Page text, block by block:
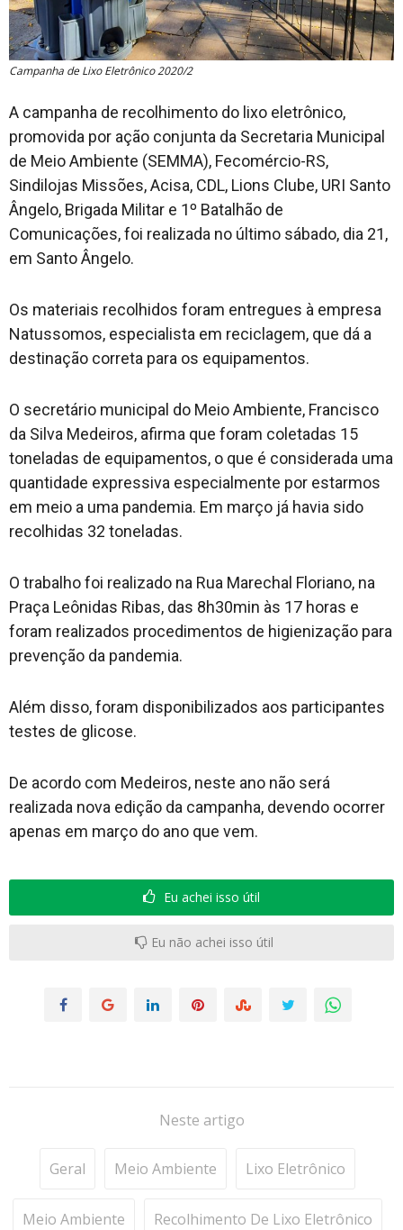
Campanha de Lixo Eletrônico 2020/2
A campanha de recolhimento do lixo eletrônico,
promovida por ação conjunta da Secretaria Municipal
de Meio Ambiente (SEMMA), Fecomércio-RS,
Sindilojas Missões, Acisa, CDL, Lions Clube, URI Santo
Ângelo, Brigada Militar e 1º Batalhão de
Comunicações, foi realizada no último sábado, dia 21,
em Santo Ângelo.
Os materiais recolhidos foram entregues à empresa
Natussomos, especialista em reciclagem, que dá a
destinação correta para os equipamentos.
O secretário municipal do Meio Ambiente, Francisco
da Silva Medeiros, afirma que foram coletadas 15
toneladas de equipamentos, o que é considerada uma
quantidade expressiva especialmente por estarmos
em meio a uma pandemia. Em março já havia sido
recolhidas 32 toneladas.
O trabalho foi realizado na Rua Marechal Floriano, na
Praça Leônidas Ribas, das 8h30min às 17 horas e
foram realizados procedimentos de higienização para
prevenção da pandemia.
Além disso, foram disponibilizados aos participantes
testes de glicose.
De acordo com Medeiros, neste ano não será
realizada nova edição da campanha, devendo ocorrer
apenas em março do ano que vem.
Eu achei isso útil
Eu não achei isso útil
Neste artigo
Geral Meio Ambiente Lixo Eletrônico
Meio Ambiente Recolhimento De Lixo Eletrônico